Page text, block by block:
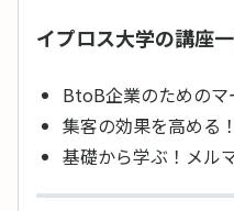
イプロス大学の講座
BtoB企業のためのマ
集客の効果を高める
基礎から学ぶ！メル